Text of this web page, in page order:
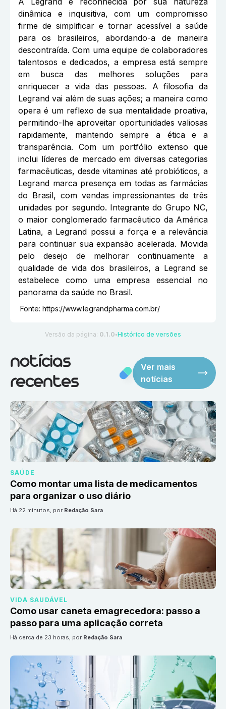
dinâmica e inquisitiva, com um compromisso
firme de simplificar e tornar acessível a saúde
para os brasileiros, abordando-a de maneira
descontraída. Com uma equipe de colaboradores
talentosos e dedicados, a empresa está sempre
em busca das melhores soluções para
enriquecer a vida das pessoas. A filosofia da
Legrand vai além de suas ações; a maneira como
opera é um reflexo de sua mentalidade proativa,
permitindo-lhe aproveitar oportunidades valiosas
rapidamente, mantendo sempre a ética e a
transparência. Com um portfólio extenso que
inclui líderes de mercado em diversas categorias
farmacêuticas, desde vitaminas até probióticos, a
Legrand marca presença em todas as farmácias
do Brasil, com vendas impressionantes de três
unidades por segundo. Integrante do Grupo NC,
o maior conglomerado farmacêutico da América
Latina, a Legrand possui a força e a relevância
para continuar sua expansão acelerada. Movida
pelo desejo de melhorar continuamente a
qualidade de vida dos brasileiros, a Legrand se
estabelece como uma empresa essencial no
panorama da saúde no Brasil.
Fonte: https://www.legrandpharma.com.br/
Versão da página: 0.1.0 ●Histórico de versões
notícias
recentes
Ver mais
notícias
SAÚDE
Como montar uma lista de medicamentos
para organizar o uso diário
há 22 minutos, por Redação Sara
VIDA SAUDÁVEL
Como usar caneta emagrecedora: passo a
passo para uma aplicação correta
há cerca de 23 horas, por Redação Sara